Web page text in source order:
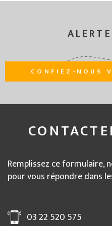
CONFIEZ-NOUS
Remplissez ce formulaire,
pour vous répondre dans
03 22 520 575